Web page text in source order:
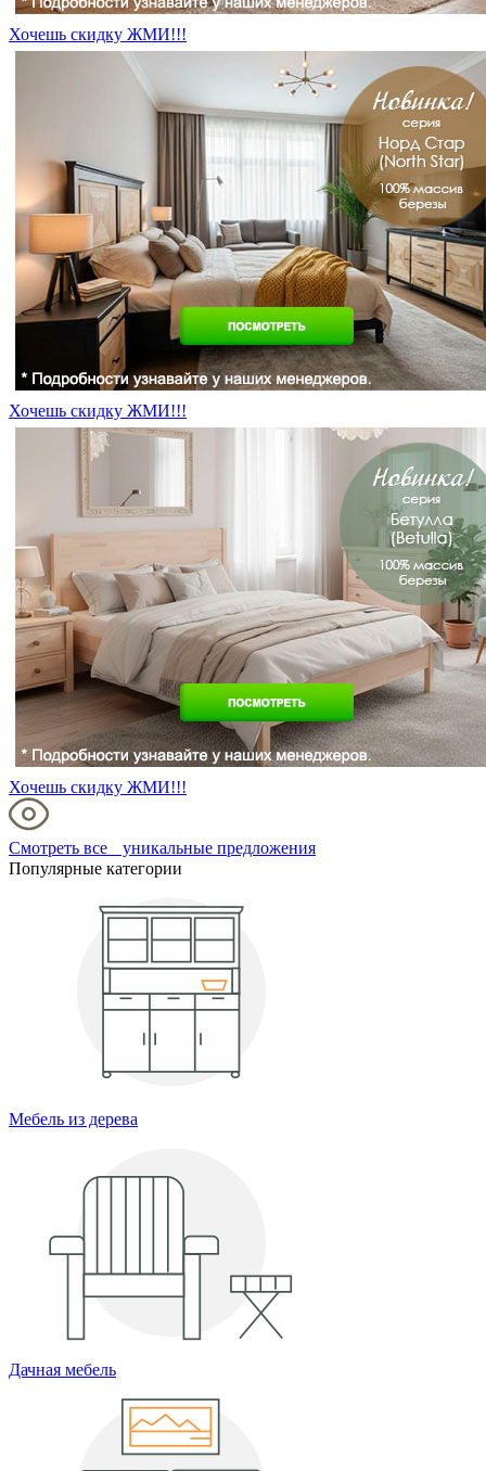
Хочешь скидку ЖМИ!!!
Хочешь скидку ЖМИ!!!
Хочешь скидку ЖМИ!!!
Смотреть все уникальные предложения
Популярные категории
Мебель из дерева
Дачная мебель